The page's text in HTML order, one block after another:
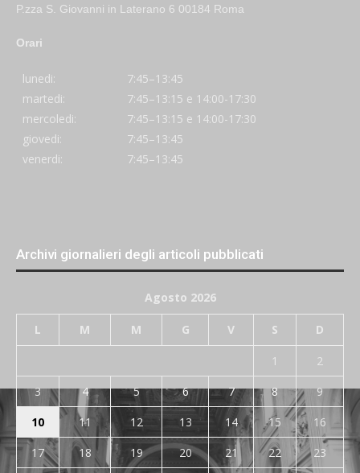
P.zza S. Giovanni in Laterano 6 00184 Roma
Orari
lunedi:
7:45–13:45
martedi:
7:45–13:15 e 14:00-17:30
mercoledi:
7:45–13:15 e 14:00-17:30
giovedi:
7:45–13:45
venerdi:
7:45–13:45
Archivi giornalieri degli articoli pubblicati
Agosto 2026
L M M G V S D
1
2
3
4 5 6 7 8
9
10
11 12 13 14 15
16
17
18 19 20 21 22 23